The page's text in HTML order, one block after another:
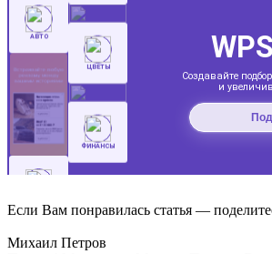
Если Вам понравилась статья —
Михаил Петров